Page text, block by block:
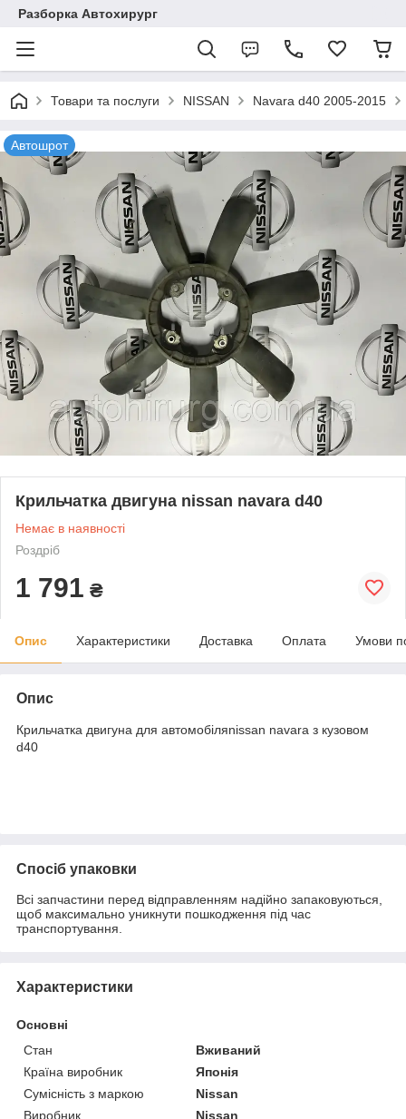
Разборка Автохирург
Товари та послуги NISSAN Navara d40 2005-2015
Автошрот
Крильчатка двигуна nissan navara d40
Немає в наявності
Роздріб
1 791 ₴
Опис Характеристики Доставка Оплата Умови
Опис
Крильчатка двигуна для автомобіляnissan navara з кузовом
d40
Спосіб упаковки
Всі запчастини перед відправленням надійно запаковуються,
щоб максимально уникнути пошкодження під час
транспортування.
Характеристики
Основні
Стан
Вживаний
Країна виробник
Японія
Сумісність з маркою
Nissan
Виробник
Nissan